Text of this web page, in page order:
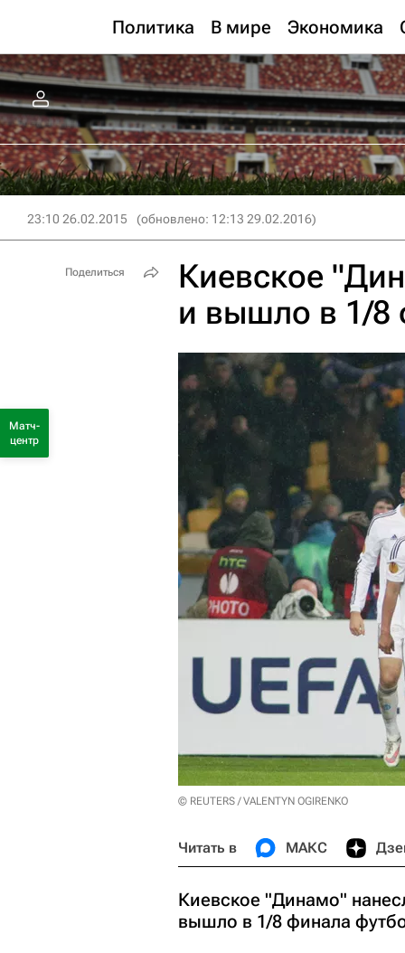
Политика В мире Экономика
23:10 26.02.2015 (обновлено: 12:13 29.02.2016)
Киевское
и вышло в 1/8
© REUTERS / VALENTYN OGIRENKO
Читать в МАКС
Киевское "Динамо"
вышло в 1/8 финала
Поделиться
Матч-
центр